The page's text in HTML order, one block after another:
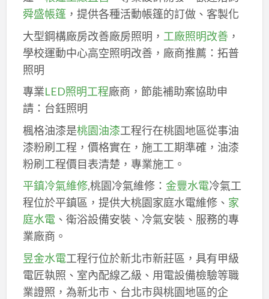
舜盛帳篷，提供各種活動帳篷的訂做、客製化
大型鋼構廠房改善廠房照明， 工廠照明改善，
學校運動中心高空照明改善，廠商推薦：拓普
照明
專業LED照明工程廠商，節能補助案協助申
請：台鈺照明
楓格油漆是桃園油漆工程行在桃園地區從事油
漆粉刷工程，價格實在，施工工期準確，油漆
粉刷工程價目表清楚，專業施工。
平鎮冷氣維修,桃園冷氣維修： 金豐水電冷氣工
程位於平鎮區，提供大桃園家庭水電維修、 家
庭水電、衛浴設備安裝、冷氣安裝、服務的專
業廠商。
昱金水電工程行位於新北市新莊區，具有甲級
電匠執照、室內配線乙級、用電設備檢驗等職
業證照，為新北市、台北市與桃園地區的企